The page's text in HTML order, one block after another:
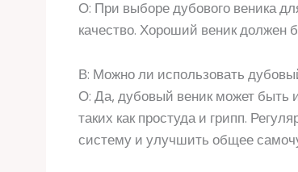
О: При выборе дубового веника
качество. Хороший веник должен
В: Можно ли использовать
О: Да, дубовый веник может быть
таких как простуда и грипп.
систему и улучшить общее